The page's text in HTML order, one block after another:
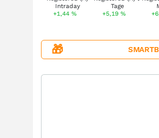
+1,44% +5,19%
🎁